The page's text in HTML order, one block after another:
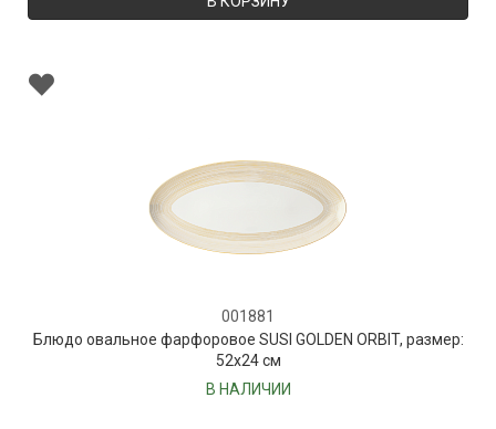
001881
Блюдо овальное фарфоровое SUSI GOLDEN ORBIT, размер:
52х24 см
В НАЛИЧИИ